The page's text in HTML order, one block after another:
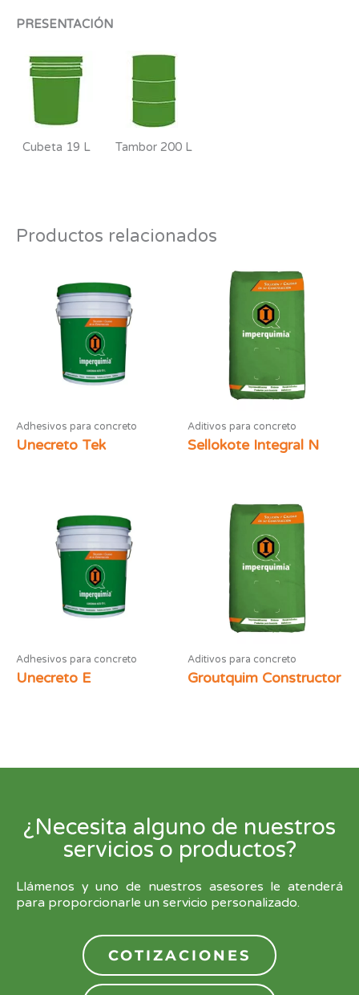
PRESENTACIÓN
Cubeta 19 L Tambor 200 L
Productos relacionados
Adhesivos para concreto
Unecreto Tek
Aditivos para concreto
Sellokote Integral N
Adhesivos para concreto
Unecreto E
Aditivos para concreto
Groutquim Constructor
¿Necesita alguno de nuestros
servicios o productos?
Llámenos y uno de nuestros asesores le atenderá
para proporcionarle un servicio personalizado.
COTIZACIONES